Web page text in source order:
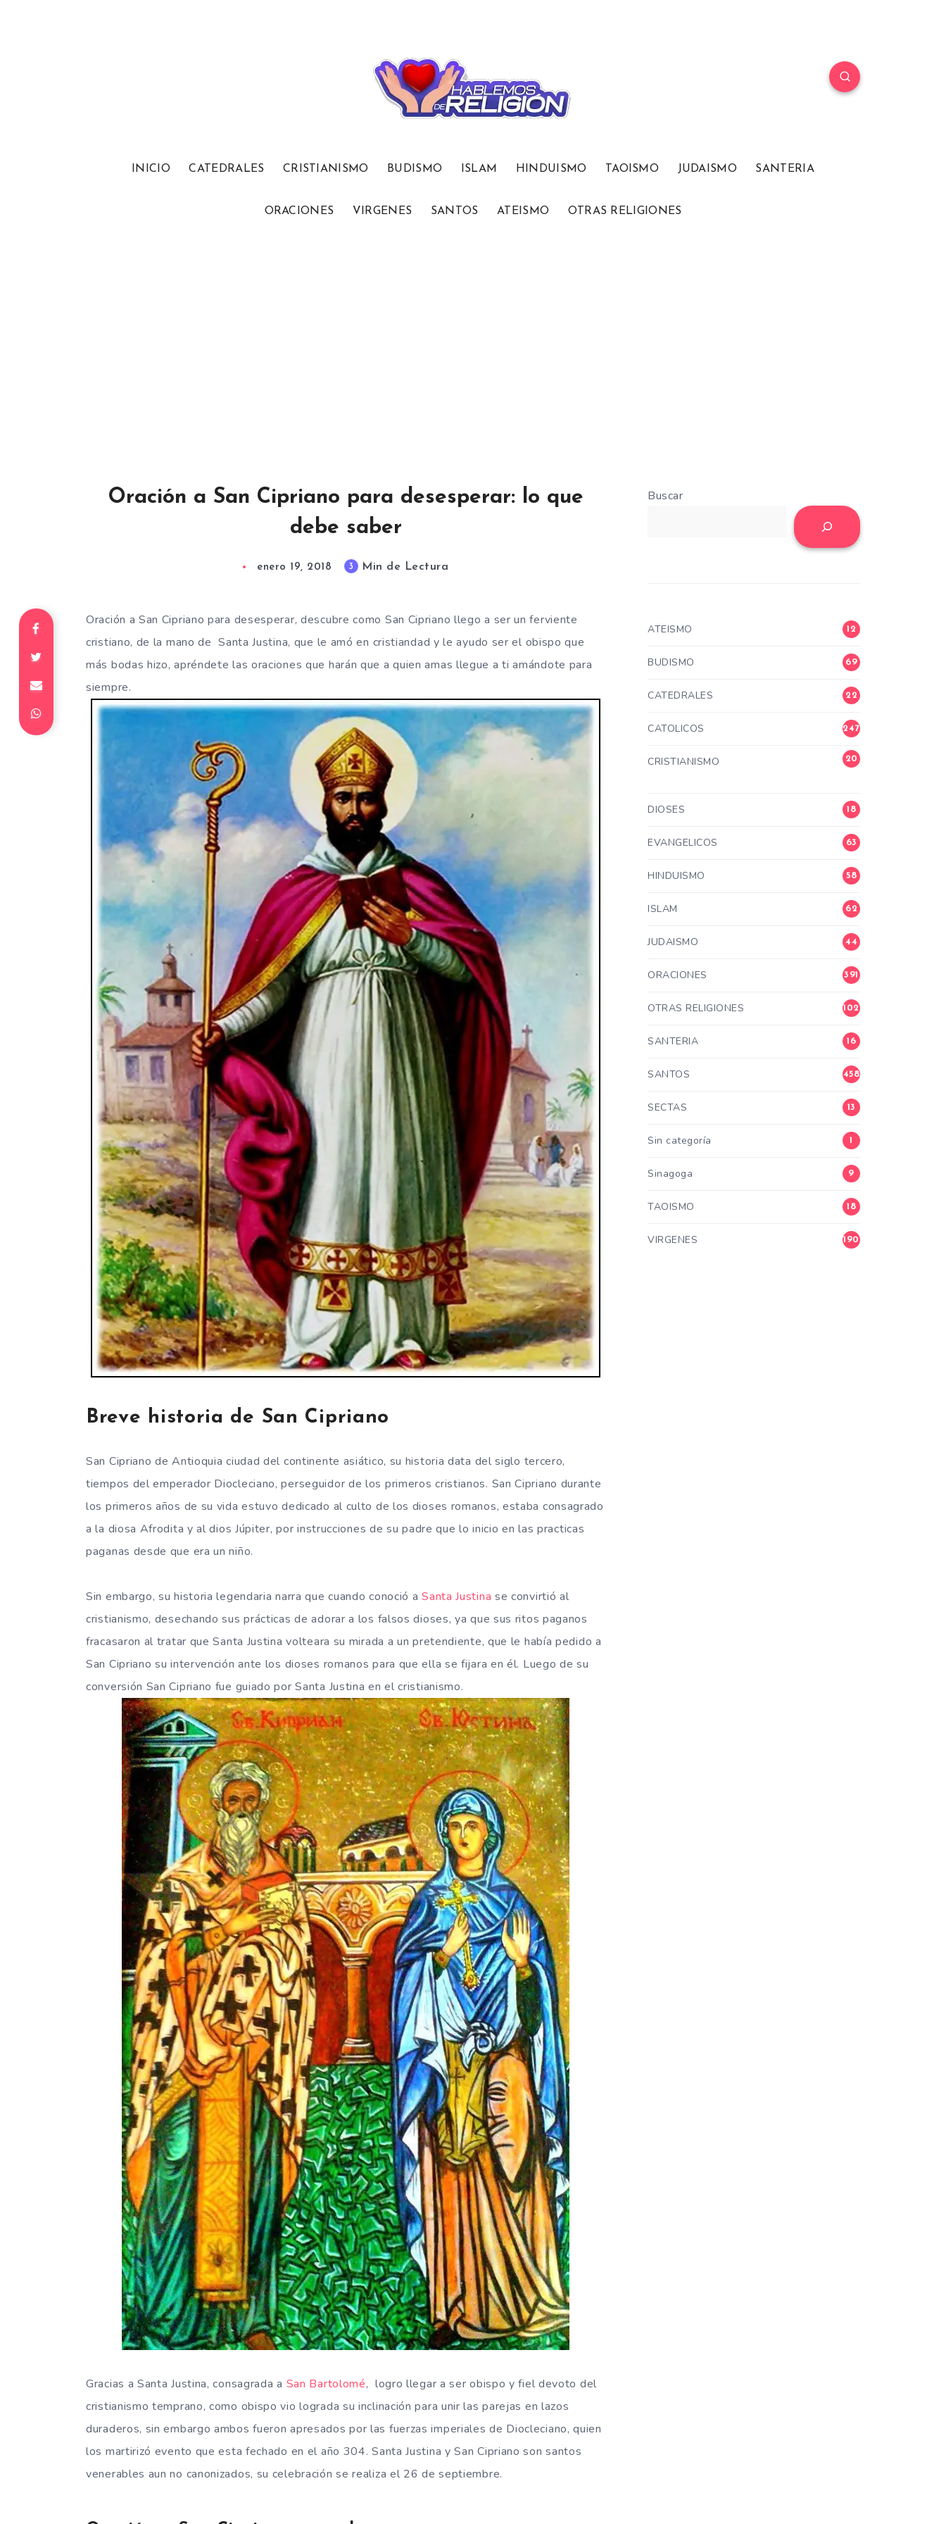
INICIO CATEDRALES CRISTIANISMO BUDISMO ISLAM HINDUISMO TAOISMO JUDAISMO SANTERIA
ORACIONES VIRGENES SANTOS ATEISMO OTRAS RELIGIONES
Oración a San Cipriano para desesperar: lo que
debe saber
enero 19, 2018 3 Min de Lectura
Oración a San Cipriano para desesperar, descubre como San Cipriano llego a ser un ferviente
cristiano, de la mano de Santa Justina, que le amó en cristiandad y le ayudo ser el obispo que
más bodas hizo, apréndete las oraciones que harán que a quien amas llegue a ti amándote para
siempre.
Breve historia de San Cipriano
San Cipriano de Antioquia ciudad del continente asiático, su historia data del siglo tercero,
tiempos del emperador Diocleciano, perseguidor de los primeros cristianos. San Cipriano durante
los primeros años de su vida estuvo dedicado al culto de los dioses romanos, estaba consagrado
a la diosa Afrodita y al dios Júpiter, por instrucciones de su padre que lo inicio en las practicas
paganas desde que era un niño.
Sin embargo, su historia legendaria narra que cuando conoció aSanta Justina se convirtió al
cristianismo, desechando sus prácticas de adorar a los falsos dioses, ya que sus ritos paganos
fracasaron al tratar que Santa Justina volteara su mirada a un pretendiente, que le había pedido a
San Cipriano su intervención ante los dioses romanos para que ella se fijara en él. Luego de su
conversión San Cipriano fue guiado por Santa Justina en el cristianismo.
Gracias a Santa Justina, consagrada a San Bartolomé, logro llegar a ser obispo y fiel devoto del
cristianismo temprano, como obispo vio lograda su inclinación para unir las parejas en lazos
duraderos, sin embargo ambos fueron apresados por las fuerzas imperiales de Diocleciano, quien
los martirizó evento que esta fechado en el año 304. Santa Justina y San Cipriano son santos
venerables aun no canonizados, su celebración se realiza el 26 de septiembre.
Buscar
ATEISMO 12
BUDISMO 69
CATEDRALES 22
CATOLICOS 247
CRISTIANISMO
20
DIOSES 18
EVANGELICOS 63
HINDUISMO 58
ISLAM 62
JUDAISMO 44
ORACIONES 391
OTRAS RELIGIONES 102
SANTERIA 16
SANTOS 458
SECTAS 13
Sin categoría 1
Sinagoga 9
TAOISMO 18
VIRGENES 190